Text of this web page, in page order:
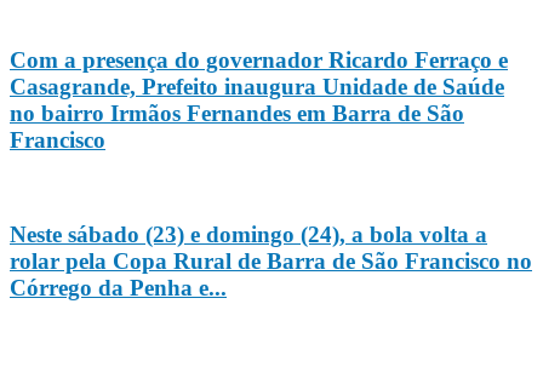
Com a presença do governador Ricardo Ferraço e
Casagrande, Prefeito inaugura Unidade de Saúde
no bairro Irmãos Fernandes em Barra de São
Francisco
Neste sábado (23) e domingo (24), a bola volta a
rolar pela Copa Rural de Barra de São Francisco no
Córrego da Penha e...